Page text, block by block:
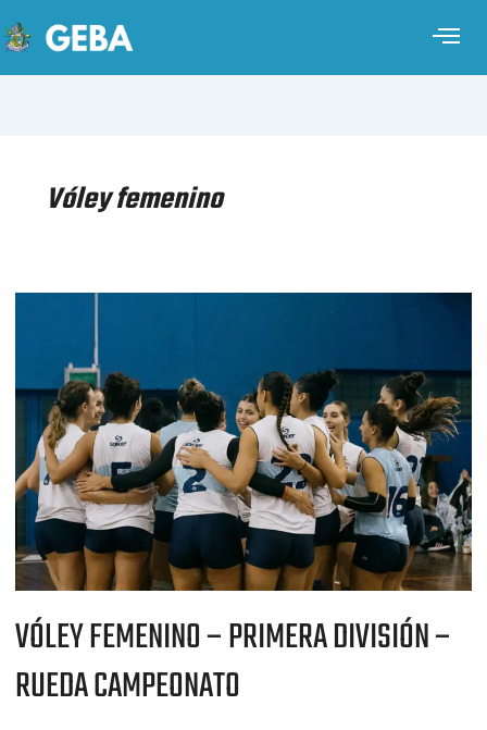
Vóley femenino
VÓLEY FEMENINO – PRIMERA DIVISIÓN –
RUEDA CAMPEONATO
PRIMERA
DIVISIÓN
RUEDA
CAMPEONATO